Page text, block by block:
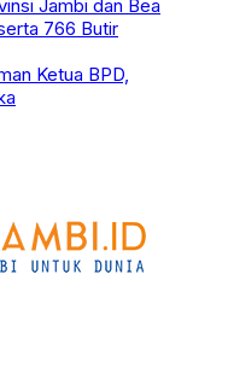
Jambi dan Bea
766 Butir
Ketua BPD,